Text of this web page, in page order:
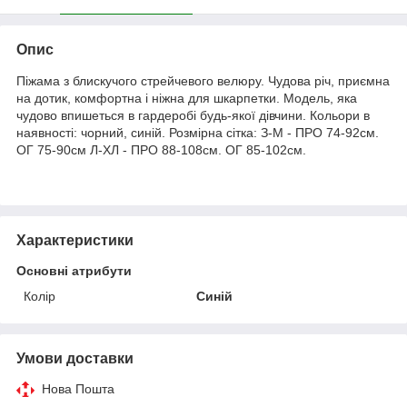
Опис
Піжама з блискучого стрейчевого велюру. Чудова річ, приємна
на дотик, комфортна і ніжна для шкарпетки. Модель, яка
чудово впишеться в гардеробі будь-якої дівчини. Кольори в
наявності: чорний, синій. Розмірна сітка: З-M - ПРО 74-92см.
ОГ 75-90см Л-ХЛ - ПРО 88-108см. ОГ 85-102см.
Характеристики
Основні атрибути
Колір
Синій
Умови доставки
Нова Пошта